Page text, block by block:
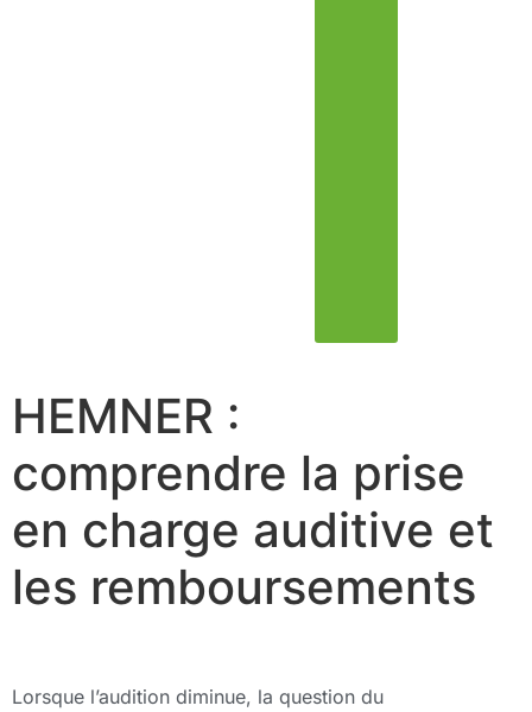
HEMNER :
comprendre la prise
en charge auditive et
les remboursements
Lorsque l’audition diminue, la question du